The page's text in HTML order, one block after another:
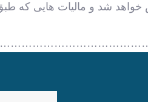
شد و مالیات هایی که